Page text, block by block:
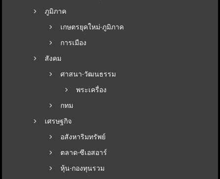
ภูมิภาค
เกษตรยุคใหม่-ภูมิภาค
การเมือง
สังคม
ศาสนา-วัฒนธรรม
พระเครื่อง
กทม
เศรษฐกิจ
อสังหาริมทรัพย์
ตลาด-ซีเอสอาร์
หุ้น-กองทุนรวม